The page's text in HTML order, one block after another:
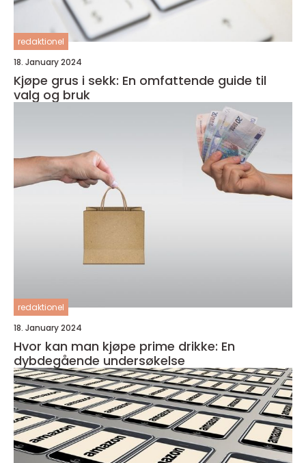
redaktionel
18. January 2024
Kjøpe grus i sekk: En omfattende guide til
valg og bruk
redaktionel
18. January 2024
Hvor kan man kjøpe prime drikke: En
dybdegående undersøkelse